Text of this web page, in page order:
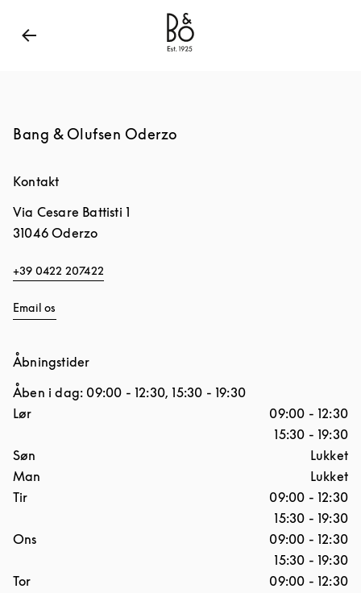
Bang & Olufsen - Exist to Create
Bang & Olufsen Oderzo
Kontakt
Via Cesare Battisti 1
31046 Oderzo
+39 0422 207422
Email os
Åbningstider
Åben i dag: 09:00 - 12:30, 15:30 - 19:30
Ugedag
Lør 09:00 - 12:30
15:30 - 19:30
Søn
Lukket
Man
Lukket
Tir
09:00 - 12:30
15:30 - 19:30
Ons
09:00 - 12:30
15:30 - 19:30
Tor
09:00 - 12:30